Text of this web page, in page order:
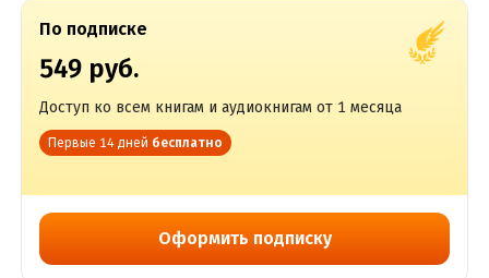
По подписке
549 руб.
Доступ ко всем книгам и аудиокнигам от 1 месяца
Первые 14 дней бесплатно
Оформить подписку